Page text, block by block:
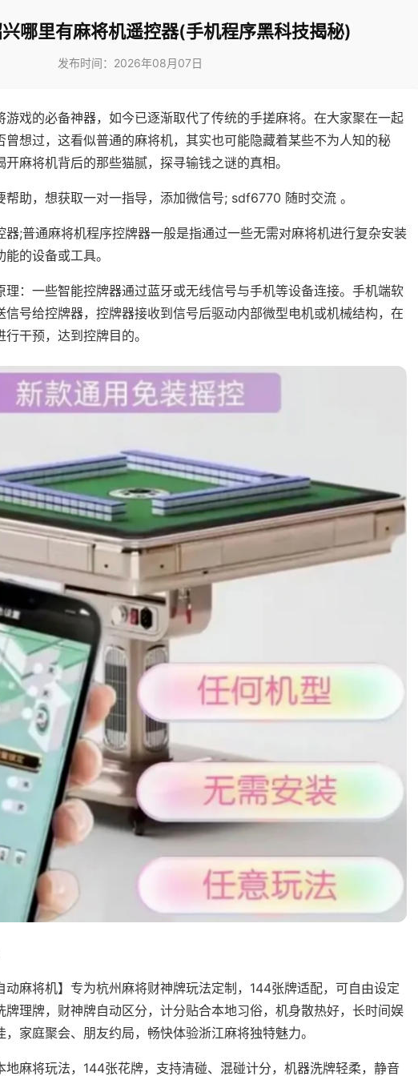
哪里有麻将机遥控器(手机程序黑科技揭秘)
发布时间：2026年08月07日
游戏的必备神器，如今已逐渐取代了传统的手搓麻将。在大家聚在一起
曾想过，这看似普通的麻将机，其实也可能隐藏着某些不为人知的秘
麻将机背后的那些猫腻，探寻输钱之谜的真相。
帮助，想获取一对一指导，添加微信号; sdf6770 随时交流 。
器;普通麻将机程序控牌器一般是指通过一些无需对麻将机进行复杂安装
的设备或工具。
理：一些智能控牌器通过蓝牙或无线信号与手机等设备连接。手机端软
号给控牌器，控牌器接收到信号后驱动内部微型电机或机械结构，在
干预，达到控牌目的。
动麻将机】专为杭州麻将财神牌玩法定制，144张牌适配，可自由设定
牌理牌，财神牌自动区分，计分贴合本地习俗，机身散热好，长时间娱
家庭聚会、朋友约局，畅快体验浙江麻将独特魅力。
地麻将玩法，144张花牌，支持清碰、混碰计分，机器洗牌轻柔，静音